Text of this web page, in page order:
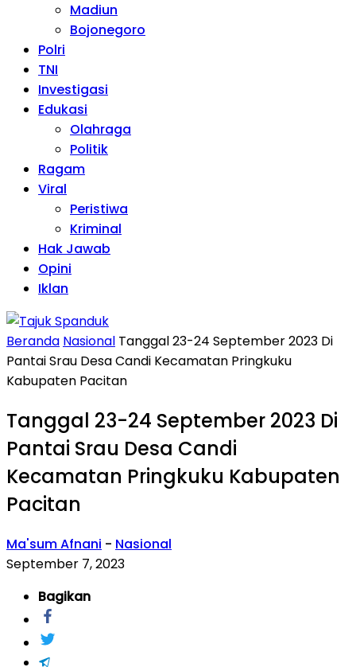
Madiun
Bojonegoro
Polri
TNI
Investigasi
Edukasi
Olahraga
Politik
Ragam
Viral
Peristiwa
Kriminal
Hak Jawab
Opini
Iklan
Beranda Nasional Tanggal 23-24 September 2023 Di
Pantai Srau Desa Candi Kecamatan Pringkuku
Kabupaten Pacitan
Tanggal 23-24 September 2023 Di
Pantai Srau Desa Candi
Kecamatan Pringkuku Kabupaten
Pacitan
Ma'sum Afnani - Nasional
September 7, 2023
Bagikan